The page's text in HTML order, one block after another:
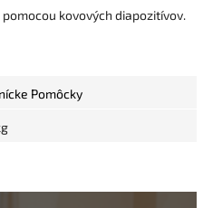
kovových diapozitívov.
Pomôcky